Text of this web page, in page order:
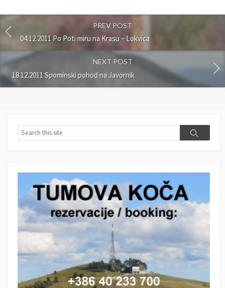
PREV POST
04.12.2011 Po Poti miru na Krasu – Lokvica
NEXT POST
18.12.2011 Spominski pohod na Javornik
e
S
c